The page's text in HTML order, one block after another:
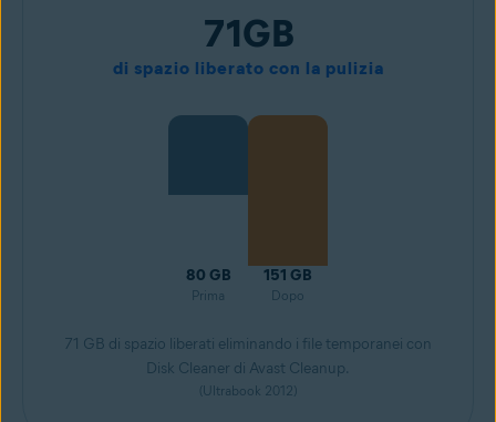
71GB
di spazio liberato con la pulizia
80 GB
Prima
151 GB
Dopo
71 GB di spazio liberati eliminando i file temporanei con
Disk Cleaner di Avast Cleanup.
(Ultrabook 2012)